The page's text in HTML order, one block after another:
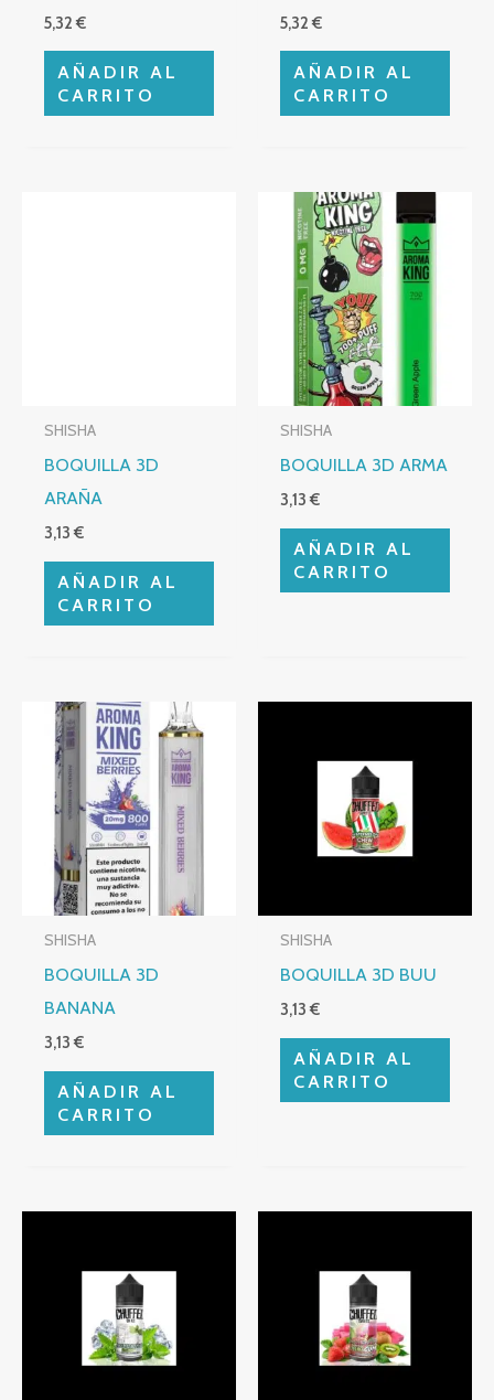
5,32€
AÑADIR AL
CARRITO
5,32€
AÑADIR AL
CARRITO
SHISHA
BOQUILLA 3D
ARAÑA
3,13€
AÑADIR AL
CARRITO
SHISHA
BOQUILLA 3D ARMA
3,13€
AÑADIR AL
CARRITO
SHISHA
BOQUILLA 3D
BANANA
3,13€
AÑADIR AL
CARRITO
SHISHA
BOQUILLA 3D BUU
3,13€
AÑADIR AL
CARRITO